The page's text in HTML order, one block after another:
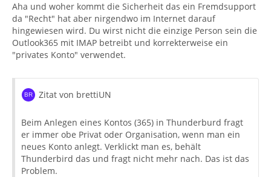
Aha und woher kommt die Sicherheit das ein Fremdsupport
da "Recht" hat aber nirgendwo im Internet darauf
hingewiesen wird. Du wirst nicht die einzige Person sein die
Outlook365 mit IMAP betreibt und korrekterweise ein
"privates Konto" verwendet.
Zitat von brettiUN
Beim Anlegen eines Kontos (365) in Thunderburd fragt
er immer obe Privat oder Organisation, wenn man ein
neues Konto anlegt. Verklickt man es, behält
Thunderbird das und fragt nicht mehr nach. Das ist das
Problem.